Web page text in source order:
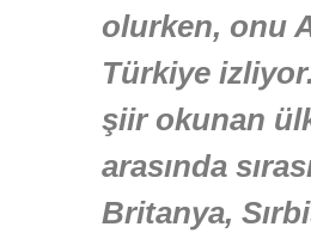
olurken, onu
Türkiye
şiir okunan
arasında
Britanya,